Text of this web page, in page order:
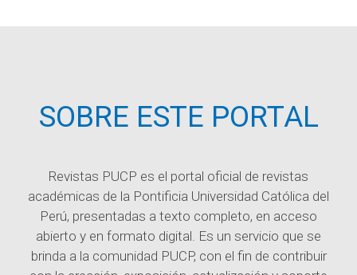
SOBRE ESTE PORTAL
Revistas PUCP es el portal oficial de revistas
académicas de la Pontificia Universidad Católica del
Perú, presentadas a texto completo, en acceso
abierto y en formato digital. Es un servicio que se
brinda a la comunidad PUCP, con el fin de contribuir